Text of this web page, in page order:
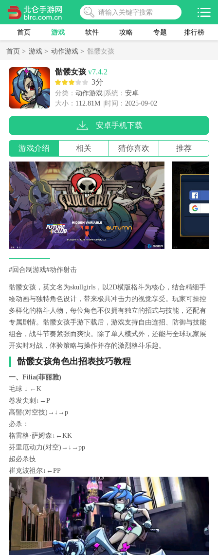
首页 游戏 软件 攻略 专题 排行榜
首页 > 游戏 > 动作游戏 > 骷髅女孩
骷髅女孩 v7.4.2
3分
分类： 动作游戏 系统： 安卓
大小： 112.81M 时间： 2025-09-02
安卓手机下载
游戏介绍 相关 猜你喜欢 推荐
#回合制游戏#动作射击
骷髅女孩，英文名为skullgirls，以2D横版格斗为核心，结合精细手
绘动画与独特角色设计，带来极具冲击力的视觉享受。玩家可操控
多样化的格斗人物，每位角色不仅拥有独立的招式与技能，还配有
专属剧情。骷髅女孩手游下载后，游戏支持自由连招、防御与技能
组合，战斗节奏紧张而爽快。除了单人模式外，还能与全球玩家展
开实时对战，体验策略与操作并存的激烈格斗乐趣。
骷髅女孩角色出招表技巧教程
一、Filia(菲丽雅)
毛球 ↓ ←K
卷发尖刺↓→P
高髻(对空技)→↓→p
必杀：
格雷格·萨姆森↓←KK
芬里厄动力(对空)→↓→pp
超必杀技
崔克波祖尔↓←PP